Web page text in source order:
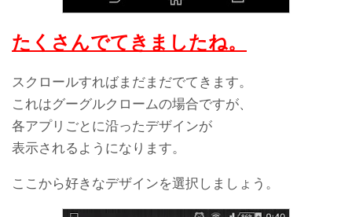
たくさんでてきましたね。
スクロールすればまだまだでてきます。
これはグーグルクロームの場合ですが、
各アプリごとに沿ったデザインが
表示されるようになります。
ここから好きなデザインを選択しましょう。